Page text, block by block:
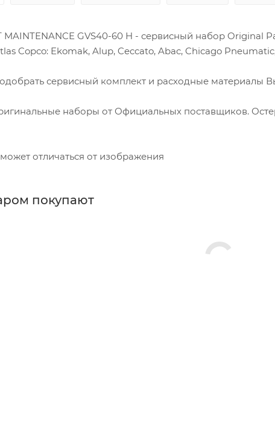
MAINTENANCE GVS40-60 H - сервисный набор Original
Copco: Ekomak, Alup, Ceccato, Abac, Chicago
сервисный комплект и расходные материалы
наборы от Официальных поставщиков.
отличаться от изображения
покупают